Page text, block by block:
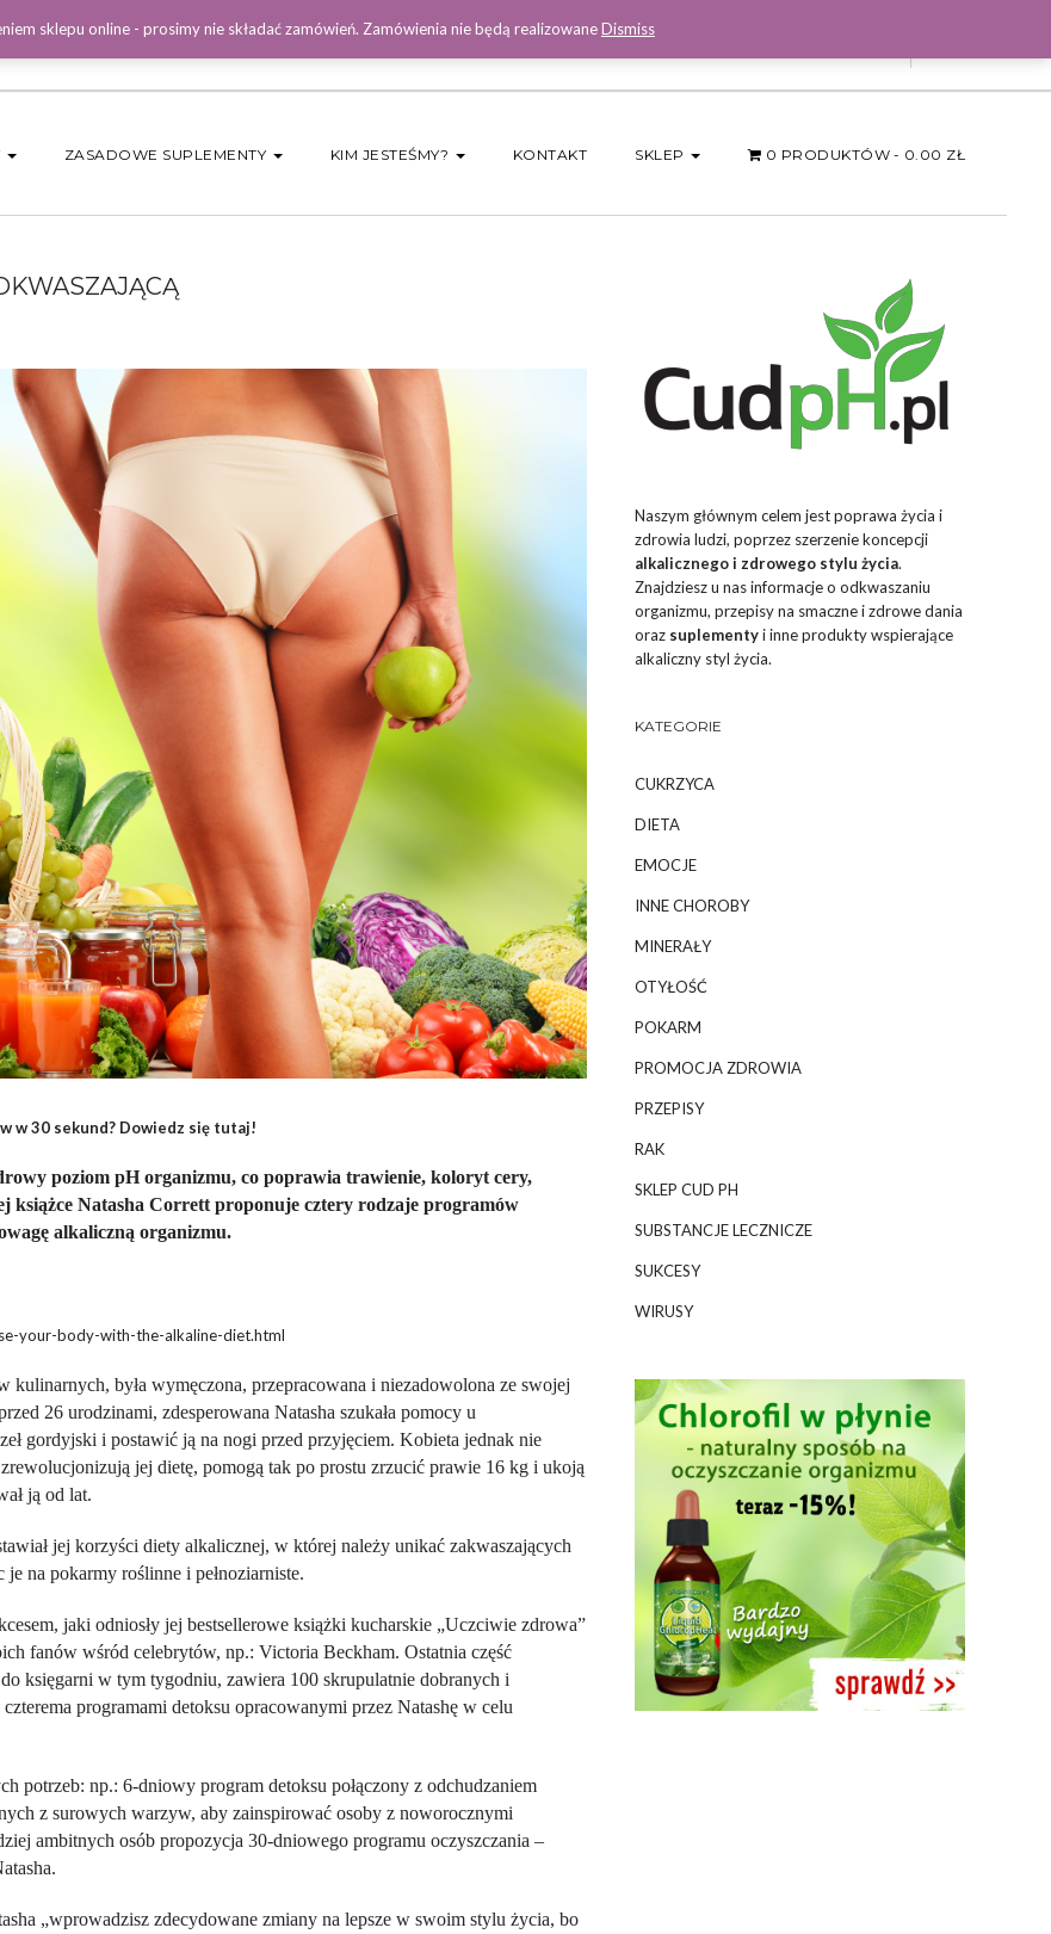
ZASADOWE SUPLEMENTY KIM JESTEŚMY? KONTAKT SKLEP 0 PRODUKTÓW 0.00 ZŁ
w 30 sekund? Dowiedz się tutaj!
poziom pH organizmu, co poprawia trawienie, koloryt cery,
książce Natasha Corrett proponuje cztery rodzaje programów
alkaliczną organizmu.
your-body-with-the-alkaline-diet.html
kulinarnych, była wymęczona, przepracowana i niezadowolona ze swojej
26 urodzinami, zdesperowana Natasha szukała pomocy u
gordyjski i postawić ją na nogi przed przyjęciem. Kobieta jednak nie
jej dietę, pomogą tak po prostu zrzucić prawie 16 kg i ukoją
ją od lat.
jej korzyści diety alkalicznej, w której należy unikać zakwaszających
na pokarmy roślinne i pełnoziarniste.
jaki odniosły jej bestsellerowe książki kucharskie „Uczciwie zdrowa”
fanów wśród celebrytów, np.: Victoria Beckham. Ostatnia część
księgarni w tym tygodniu, zawiera 100 skrupulatnie dobranych i
programami detoksu opracowanymi przez Natashę w celu
potrzeb: np.: 6-dniowy program detoksu połączony z odchudzaniem
z surowych warzyw, aby zainspirować osoby z noworocznymi
ambitnych osób propozycja 30-dniowego programu oczyszczania –
„wprowadzisz zdecydowane zmiany na lepsze w swoim stylu życia, bo
Naszym głównym celem jest poprawa życia i
zdrowia ludzi, poprzez szerzenie koncepcji
alkalicznego i zdrowego stylu życia.
Znajdziesz u nas informacje o odkwaszaniu
organizmu, przepisy na smaczne i zdrowe dania
oraz suplementyi inne produkty wspierające
alkaliczny styl życia.
KATEGORIE
CUKRZYCA
DIETA
EMOCJE
INNE CHOROBY
MINERAŁY
OTYŁOŚĆ
POKARM
PROMOCJA ZDROWIA
PRZEPISY
RAK
SKLEP CUD PH
SUBSTANCJE LECZNICZE
SUKCESY
WIRUSY
sklepu online - prosimy nie składać zamówień. Zamówienia nie będą realizowaneDismiss